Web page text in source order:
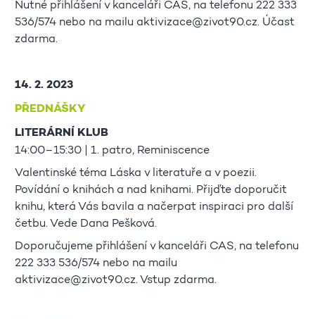
Nutné přihlášení v kanceláři CAS, na telefonu 222 333
536/574 nebo na mailu aktivizace@zivot90.cz. Účast
zdarma.
14. 2. 2023
PŘEDNÁŠKY
LITERÁRNÍ KLUB
14:00–15:30 | 1. patro, Reminiscence
Valentinské téma Láska v literatuře a v poezii.
Povídání o knihách a nad knihami. Přijďte doporučit
knihu, která Vás bavila a načerpat inspiraci pro další
četbu. Vede Dana Pešková.
Doporučujeme přihlášení v kanceláři CAS, na telefonu
222 333 536/574 nebo na mailu
aktivizace@zivot90.cz. Vstup zdarma.